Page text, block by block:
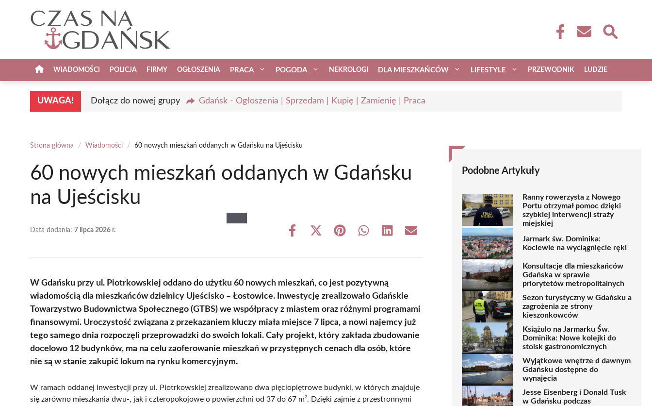
WIADOMOŚCI POLICJA FIRMY OGŁOSZENIA PRACA POGODA NEKROLOGI DLA MIESZKAŃCÓW LIFESTYLE PRZEWODNIK LUDZIE
UWAGA! Dołącz do nowej grupy Gdańsk - Ogłoszenia | Sprzedam | Kupię | Zamienię | Praca
Strona główna / Wiadomości / 60 nowych mieszkań oddanych w Gdańsku na Ujeścisku
60 nowych mieszkań oddanych w Gdańsku
na Ujeścisku
Data dodania: 7 lipca 2026 r.
Share
Share
(Twitter)
Share Share Share Share
W Gdańsku przy ul. Piotrkowskiej oddano do użytku 60 nowych mieszkań, co jest pozytywną
wiadomością dla mieszkańców dzielnicy Ujeścisko – Łostowice. Inwestycję zrealizowało Gdańskie
Towarzystwo Budownictwa Społecznego (GTBS) we współpracy z miastem oraz różnymi programami
finansowymi. Uroczystość związana z przekazaniem kluczy miała miejsce 7 lipca, a nowi najemcy już
tego samego dnia rozpoczęli przeprowadzki do swoich lokali. Cały projekt, który zakłada zbudowanie
docelowo 12 budynków, ma na celu zaoferowanie mieszkań w przystępnych cenach dla osób, które
nie są w stanie zakupić lokum na rynku komercyjnym.
W ramach oddanej inwestycji przy ul. Piotrkowskiej zrealizowano dwa pięciopiętrowe budynki, w których znajduje
się zarówno mieszkania dwu-, jak i czteropokojowe o powierzchni od 37 do 67 m². Dzięki zajmie z przestronnymi
Podobne Artykuły
Ranny rowerzysta z Nowego
Portu otrzymał pomoc dzięki
szybkiej interwencji straży
miejskiej
Jarmark św. Dominika:
Kociewie na wyciągnięcie ręki
Konsultacje dla mieszkańców
Gdańska w sprawie
priorytetów metropolitalnych
Sezon turystyczny w Gdańsku a
zagrożenia ze strony
kieszonkowców
Książulo na Jarmarku Św.
Dominika: Nowe kolejki do
stoisk gastronomicznych
Wyjątkowe wnętrze d dawnym
Gdańsku dostępne do
wynajęcia
Jesse Eisenberg i Donald Tusk
w Gdańsku podczas